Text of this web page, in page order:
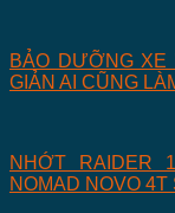
BẢO DƯỠNG
GIẢN AI CŨNG
NHỚT RAIDER
NOMAD NOVO 4T